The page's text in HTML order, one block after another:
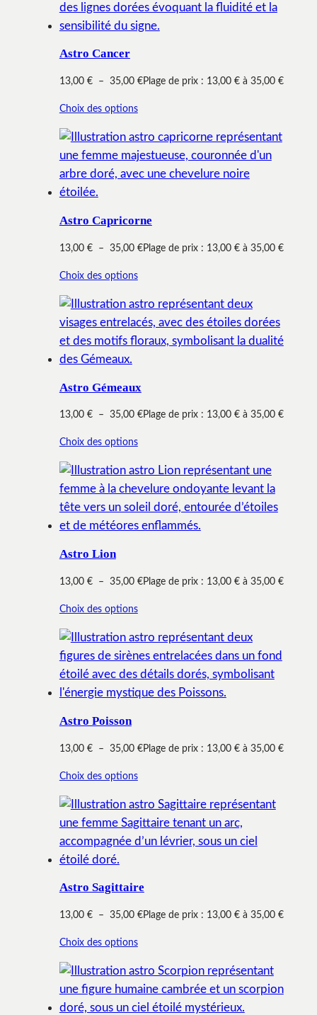
Astro Cancer
13,00 € – 35,00 €Plage de prix : 13,00 € à 35,00 €
Choix des options
Astro Capricorne
13,00 € – 35,00 €Plage de prix : 13,00 € à 35,00 €
Choix des options
Astro Gémeaux
13,00 € – 35,00 €Plage de prix : 13,00 € à 35,00 €
Choix des options
Astro Lion
13,00 € – 35,00 €Plage de prix : 13,00 € à 35,00 €
Choix des options
Astro Poisson
13,00 € – 35,00 €Plage de prix : 13,00 € à 35,00 €
Choix des options
Astro Sagittaire
13,00 € – 35,00 €Plage de prix : 13,00 € à 35,00 €
Choix des options